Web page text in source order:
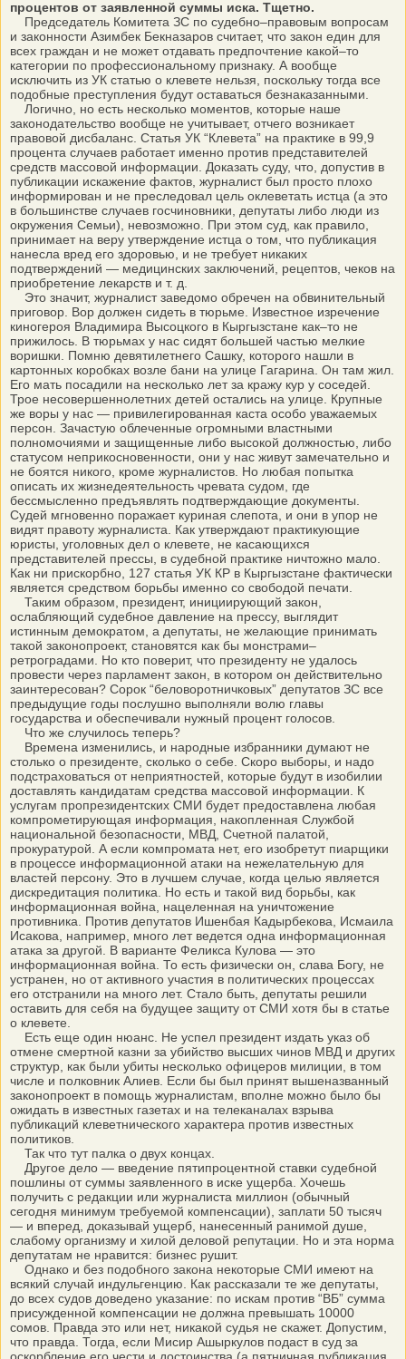
процентов от заявленной суммы иска. Тщетно.
Председатель Комитета ЗС по судебно–правовым вопросам
и законности Азимбек Бекназаров считает, что закон един для
всех граждан и не может отдавать предпочтение какой–то
категории по профессиональному признаку. А вообще
исключить из УК статью о клевете нельзя, поскольку тогда все
подобные преступления будут оставаться безнаказанными.
Логично, но есть несколько моментов, которые наше
законодательство вообще не учитывает, отчего возникает
правовой дисбаланс. Статья УК “Клевета” на практике в 99,9
процента случаев работает именно против представителей
средств массовой информации. Доказать суду, что, допустив в
публикации искажение фактов, журналист был просто плохо
информирован и не преследовал цель оклеветать истца (а это
в большинстве случаев госчиновники, депутаты либо люди из
окружения Семьи), невозможно. При этом суд, как правило,
принимает на веру утверждение истца о том, что публикация
нанесла вред его здоровью, и не требует никаких
подтверждений — медицинских заключений, рецептов, чеков на
приобретение лекарств и т. д.
Это значит, журналист заведомо обречен на обвинительный
приговор. Вор должен сидеть в тюрьме. Известное изречение
киногероя Владимира Высоцкого в Кыргызстане как–то не
прижилось. В тюрьмах у нас сидят большей частью мелкие
воришки. Помню девятилетнего Сашку, которого нашли в
картонных коробках возле бани на улице Гагарина. Он там жил.
Его мать посадили на несколько лет за кражу кур у соседей.
Трое несовершеннолетних детей остались на улице. Крупные
же воры у нас — привилегированная каста особо уважаемых
персон. Зачастую облеченные огромными властными
полномочиями и защищенные либо высокой должностью, либо
статусом неприкосновенности, они у нас живут замечательно и
не боятся никого, кроме журналистов. Но любая попытка
описать их жизнедеятельность чревата судом, где
бессмысленно предъявлять подтверждающие документы.
Судей мгновенно поражает куриная слепота, и они в упор не
видят правоту журналиста. Как утверждают практикующие
юристы, уголовных дел о клевете, не касающихся
представителей прессы, в судебной практике ничтожно мало.
Как ни прискорбно, 127 статья УК КР в Кыргызстане фактически
является средством борьбы именно со свободой печати.
Таким образом, президент, инициирующий закон,
ослабляющий судебное давление на прессу, выглядит
истинным демократом, а депутаты, не желающие принимать
такой законопроект, становятся как бы монстрами–
ретроградами. Но кто поверит, что президенту не удалось
провести через парламент закон, в котором он действительно
заинтересован? Сорок “беловоротничковых” депутатов ЗС все
предыдущие годы послушно выполняли волю главы
государства и обеспечивали нужный процент голосов.
Что же случилось теперь?
Времена изменились, и народные избранники думают не
столько о президенте, сколько о себе. Скоро выборы, и надо
подстраховаться от неприятностей, которые будут в изобилии
доставлять кандидатам средства массовой информации. К
услугам пропрезидентских СМИ будет предоставлена любая
компрометирующая информация, накопленная Службой
национальной безопасности, МВД, Счетной палатой,
прокуратурой. А если компромата нет, его изобретут пиарщики
в процессе информационной атаки на нежелательную для
властей персону. Это в лучшем случае, когда целью является
дискредитация политика. Но есть и такой вид борьбы, как
информационная война, нацеленная на уничтожение
противника. Против депутатов Ишенбая Кадырбекова, Исмаила
Исакова, например, много лет ведется одна информационная
атака за другой. В варианте Феликса Кулова — это
информационная война. То есть физически он, слава Богу, не
устранен, но от активного участия в политических процессах
его отстранили на много лет. Стало быть, депутаты решили
оставить для себя на будущее защиту от СМИ хотя бы в статье
о клевете.
Есть еще один нюанс. Не успел президент издать указ об
отмене смертной казни за убийство высших чинов МВД и других
структур, как были убиты несколько офицеров милиции, в том
числе и полковник Алиев. Если бы был принят вышеназванный
законопроект в помощь журналистам, вполне можно было бы
ожидать в известных газетах и на телеканалах взрыва
публикаций клеветнического характера против известных
политиков.
Так что тут палка о двух концах.
Другое дело — введение пятипроцентной ставки судебной
пошлины от суммы заявленного в иске ущерба. Хочешь
получить с редакции или журналиста миллион (обычный
сегодня минимум требуемой компенсации), заплати 50 тысяч
— и вперед, доказывай ущерб, нанесенный ранимой душе,
слабому организму и хилой деловой репутации. Но и эта норма
депутатам не нравится: бизнес рушит.
Однако и без подобного закона некоторые СМИ имеют на
всякий случай индульгенцию. Как рассказали те же депутаты,
до всех судов доведено указание: по искам против “ВБ” сумма
присужденной компенсации не должна превышать 10000
сомов. Правда это или нет, никакой судья не скажет. Допустим,
что правда. Тогда, если Мисир Ашыркулов подаст в суд за